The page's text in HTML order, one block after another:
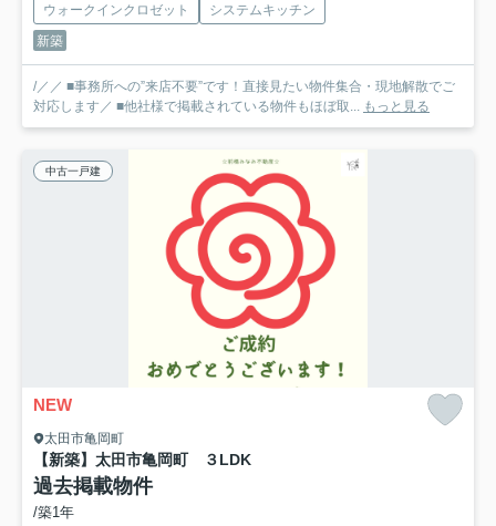
ウォークインクロゼット
システムキッチン
新築
/／／ ■事務所への”来店不要”です！直接見たい物件集合・現地解散でご
対応します／ ■他社様で掲載されている物件もほぼ取...
もっと見る
中古一戸建
NEW
太田市亀岡町
【新築】太田市亀岡町 ３LDK
過去掲載物件
/築1年